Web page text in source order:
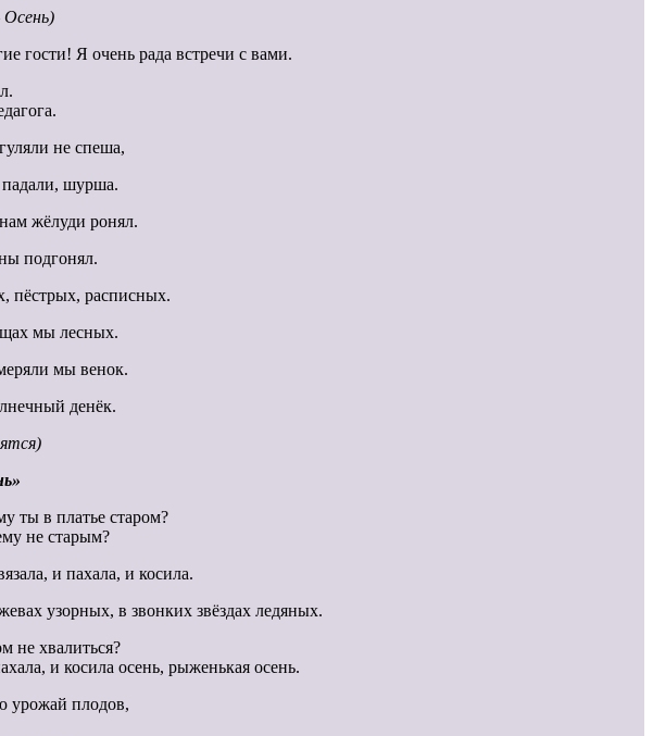
гости! Я очень рада встречи с вами.
не спеша,
падали, шурша.
жёлуди ронял.
подгонял.
пёстрых, расписных.
мы лесных.
мы венок.
денёк.
ты в платье старом?
не старым?
и пахала, и косила.
узорных, в звонких звёздах ледяных.
не хвалиться?
и косила осень, рыженькая осень.
урожай плодов,